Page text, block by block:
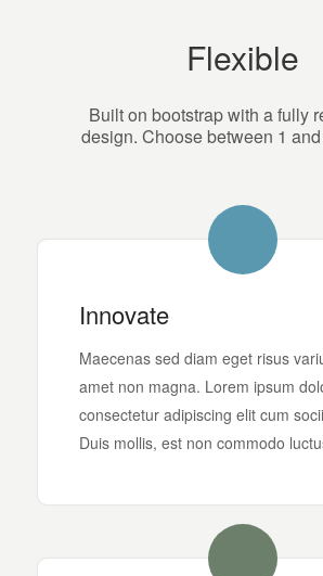
Flexible
Built on bootstrap with a fully
design. Choose between 1
Innovate
Maecenas sed diam eget risus
amet non magna. Lorem ipsum
consectetur adipiscing elit cum
Duis mollis, est non commodo